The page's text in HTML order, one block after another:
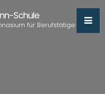
Schule
für Berufstätige